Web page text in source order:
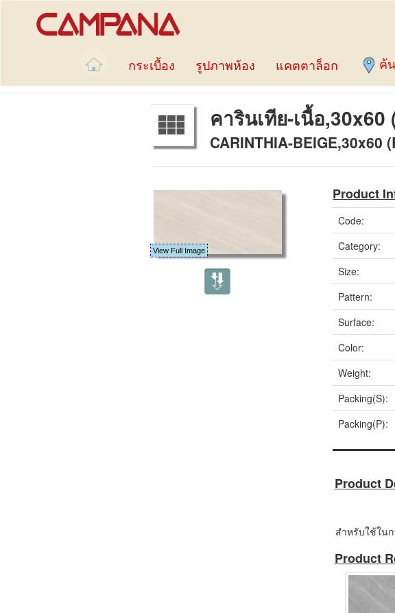
กระเบื้อง รูปภาพห้อง แคตตาล็อก ค้
คารินเทีย-เนื้อ,30x60
CARINTHIA-BEIGE,30x60
Product
Code:
Category:
Size:
Pattern:
Surface:
Color:
Weight:
Packing(S):
Packing(P):
Product
สำหรับใช้ใน
Product
View Full Image